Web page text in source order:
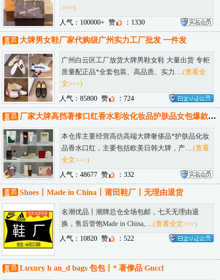
>>>)
人气：100000+ 赞 ：1330
大牌男女鞋厂家代购级广州实力工厂批发 一件发
广州白云区工厂放货大牌男鞋女鞋 大量出货 专柜
质量配正品*全套包装、高品质、实力.... (查看全
文>>>)
人气：85800 赞 ：724
厂家大牌高挡著偧口红香水彩妆化妆品护肤品女包爆款仓库一件代发
本仓库主要经营高仿高端大牌奢侈品*护肤品化妆
品香水口红，主要包括欧美日韩大牌，产.... (查看
全文>>>)
人气：48677 赞 ：332
Shoes丨Made in China丨莆田鞋厂丨无理由退货
名潮优品丨潮牌总仓全场包邮，七天无理由退
换，售后管饱Made in China,....(查看全文>>>)
人气：10820 赞 ：522
Luxury h an_d bags 包包丨* 著偧品 Guccl